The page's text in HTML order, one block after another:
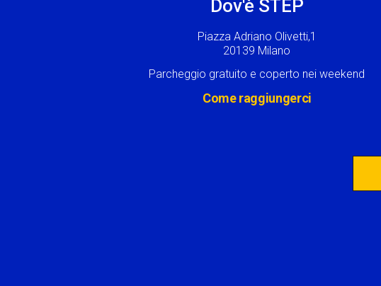
Dov'è STEP
Piazza Adriano Olivetti,1
20139 Milano
Parcheggio gratuito e coperto nei weekend
Come raggiungerci